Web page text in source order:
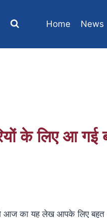
Home News
के लिए आ गई
आज का यह लेख आपके लिए बहुत